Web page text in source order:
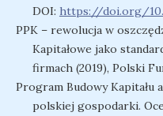
DOI: https://doi.org/
PPK – rewolucja w
Kapitałowe jako
firmach (2019), Polski
Program Budowy Kapitału
polskiej gospodarki.